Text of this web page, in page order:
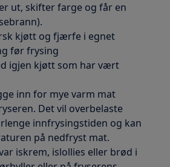
ut, skifter farge og får en
kjøtt og fjærfe i egnet
før frysing
igjen kjøtt som har vært
inn for mye varm mat
Det vil overbelaste
innfrysingstiden og kan
på nedfryst mat.
iskrem, islollies eller brød i